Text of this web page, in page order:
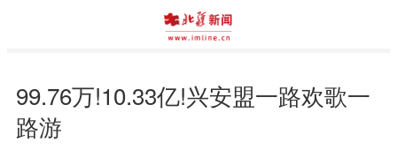
99.76万!10.33亿!兴安盟一路欢歌一
路游